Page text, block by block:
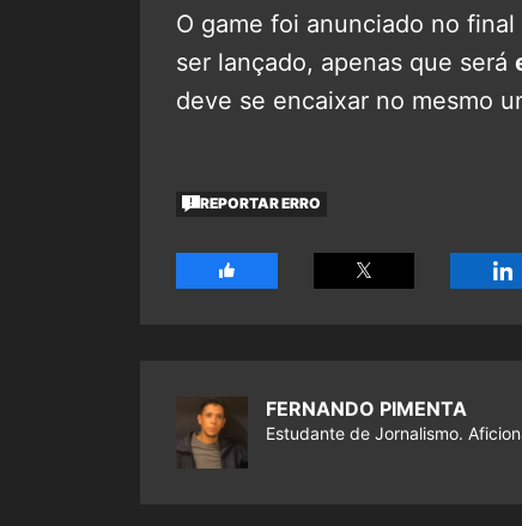
O game foi anunciado no
ser lançado, apenas que será
deve se encaixar no mesmo
REPORTAR ERRO
FERNANDO PIMENTA
Estudante de Jornalismo.